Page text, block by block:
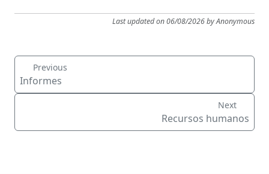
Last updated on 06/08/2026 by Anonymous
Previous
Informes
Next
Recursos humanos